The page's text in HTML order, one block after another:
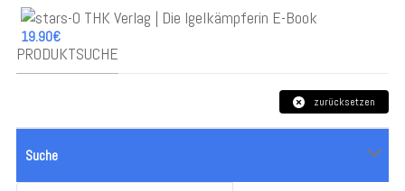
19.90€
PRODUKTSUCHE
zurücksetzen
Suche